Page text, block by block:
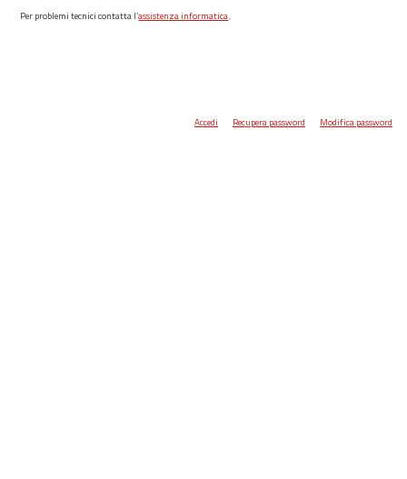
Per problemi tecnici contatta l’assistenza informatica.
Accedi Recupera password Modifica password